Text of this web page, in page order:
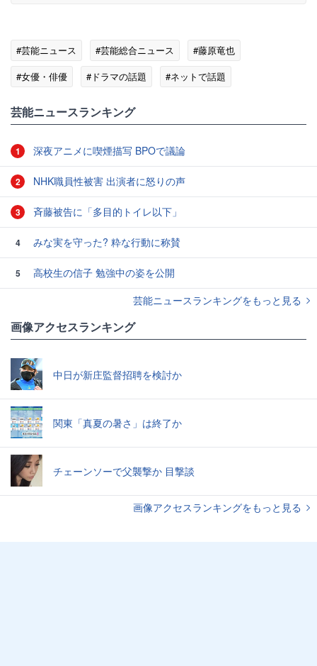
#芸能ニュース #芸能総合ニュース
#藤原竜也
#女優・俳優
#ドラマの話題
#ネットで話題
芸能ニュースランキング
1 深夜アニメに喫煙描写 BPOで議論
2 NHK職員性被害 出演者に怒りの声
3 斉藤被告に「多目的トイレ以下」
4 みな実を守った? 粋な行動に称賛
5
高校生の信子 勉強中の姿を公開
芸能ニュースランキングをもっと見る
画像アクセスランキング
中日が新庄監督招聘を検討か
関東「真夏の暑さ」は終了か
チェーンソーで父襲撃か 目撃談
画像アクセスランキングをもっと見る